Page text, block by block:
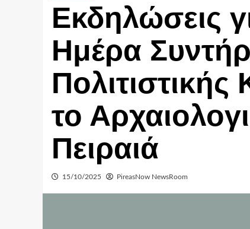
Εκδηλώσεις
Ημέρα
το
Πειραιά
15/10/2025 PireasNow NewsRoom